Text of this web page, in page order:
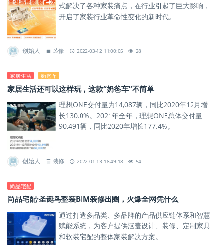
式解决了各种家装痛点，在行业引起了巨大影响，
开启了家装行业革命性变化的新时代。
创始人 装修 2022-03-12 11:00:05 28
家居生活 奶爸车
家居生活还可以这样玩，这款“奶爸车”不简单
理想ONE交付量为14,087辆，同比2020年12月增
长130.0%。2021年全年，理想ONE总体交付量
90,491辆，同比2020年增长177.4%。
创始人 装修 2022-01-13 18:49:18 54
尚品宅配
尚品宅配·圣诞鸟整装BIM装修出圈，火爆全网凭什么
通过打造多品类、多品牌的产品供应链体系和智慧
赋能系统，为客户提供涵盖设计、装修、定制家具
和软装宅配的整体家装解决方案。